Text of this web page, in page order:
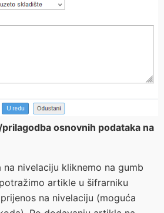
prilagodba osnovnih podataka na
nivelaciju kliknemo na gumb
artikle u šifrarniku
na nivelaciju (moguća